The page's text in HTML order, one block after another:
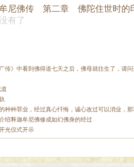
尼佛传 第二章 佛陀住世时的
有了
传》中看到佛得道七天之后，佛母就往生了，请问
种种罪业，经过真心忏悔，诚心改过可以消业，那
绍释迦牟尼佛修成如幻佛身的经过
光仪式开示